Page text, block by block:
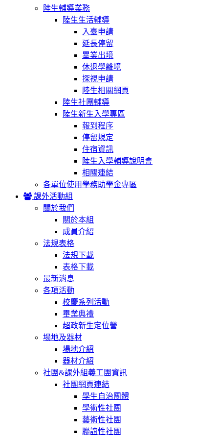
陸生輔導業務
陸生生活輔導
入臺申請
延長停留
畢業出境
休退學離境
探視申請
陸生相關網頁
陸生社團輔導
陸生新生入學專區
報到程序
停留規定
住宿資訊
陸生入學輔導說明會
相關連結
各單位使用學務助學金專區
課外活動組
關於我們
關於本組
成員介紹
法規表格
法規下載
表格下載
最新消息
各項活動
校慶系列活動
畢業典禮
超政新生定位營
場地及器材
場地介紹
器材介紹
社團&課外組義工團資訊
社團網頁連結
學生自治團體
學術性社團
藝術性社團
聯誼性社團